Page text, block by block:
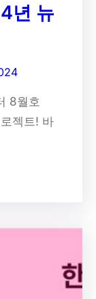
년 뉴
8월호
젝트! 바